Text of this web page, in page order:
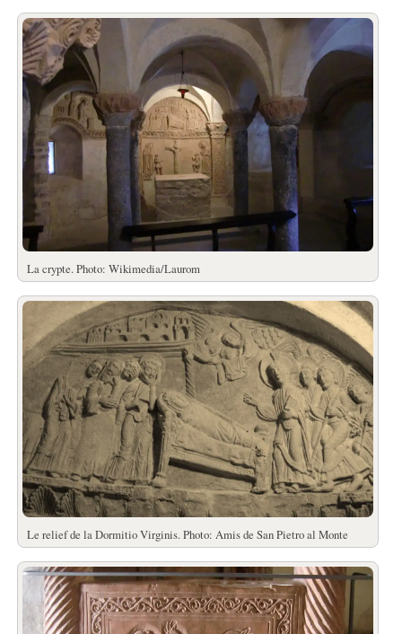
La crypte. Photo: Wikimedia/Laurom
Le relief de la Dormitio Virginis. Photo: Amis de San Pietro al Monte